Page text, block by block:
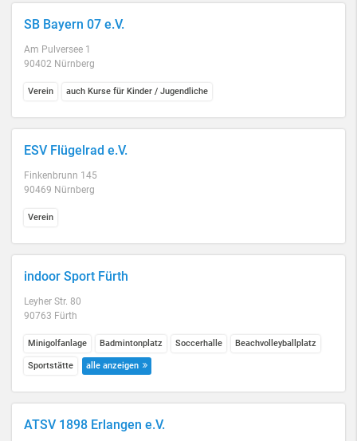
SB Bayern 07 e.V.
Am Pulversee 1
90402 Nürnberg
Verein auch Kurse für Kinder / Jugendliche
ESV Flügelrad e.V.
Finkenbrunn 145
90469 Nürnberg
Verein
indoor Sport Fürth
Leyher Str. 80
90763 Fürth
Minigolfanlage Badmintonplatz Soccerhalle Beachvolleyballplatz
Sportstätte alle anzeigen
ATSV 1898 Erlangen e.V.